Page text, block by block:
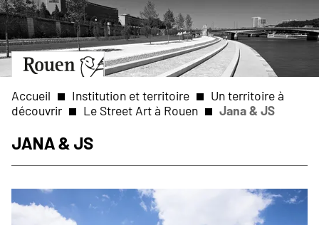
Aller
au
contenu
principal
Aller
à
la
page
d’accueil
Slide
of
1
Fil
d'Ariane
Accueil Institution et territoire
Un territoire à
découvrir
Le Street Art à Rouen Jana & JS
Jana & JS